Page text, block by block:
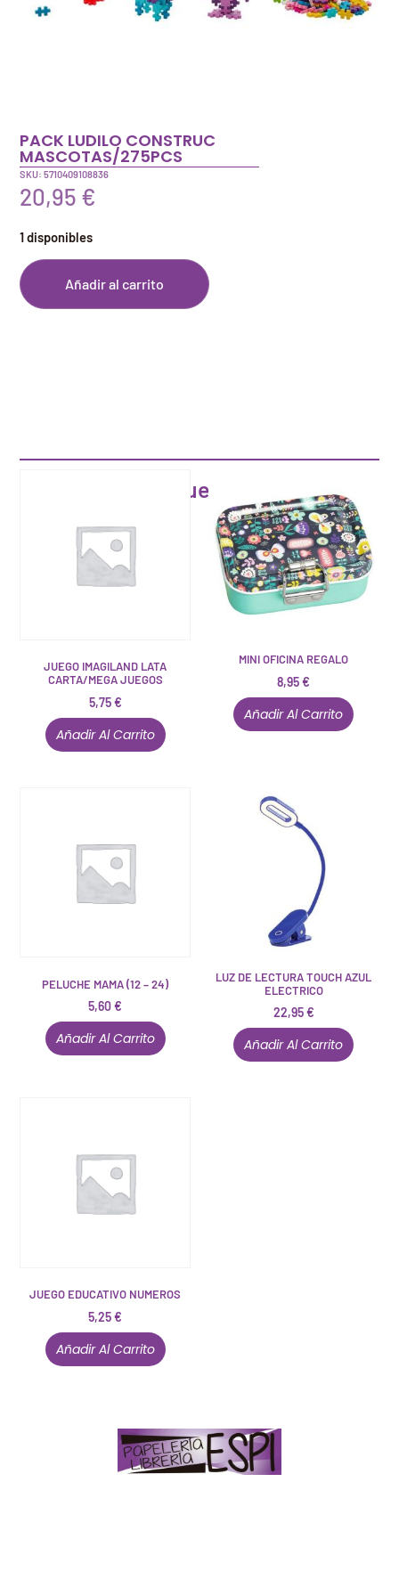
PACK LUDILO CONSTRUC
MASCOTAS/275PCS
SKU: 5710409108836
20,95 €
1 disponibles
Añadir al carrito
Artículos que pueden interesarte
JUEGO IMAGILAND LATA
CARTA/MEGA JUEGOS
5,75€
Añadir Al Carrito
MINI OFICINA REGALO
8,95€
Añadir Al Carrito
PELUCHE MAMA (12 – 24)
5,60€
Añadir Al Carrito
LUZ DE LECTURA TOUCH AZUL
ELECTRICO
22,95€
Añadir Al Carrito
JUEGO EDUCATIVO NUMEROS
5,25€
Añadir Al Carrito